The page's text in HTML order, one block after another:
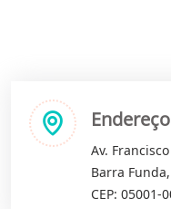
Av.
Barra
CEP: 05001-